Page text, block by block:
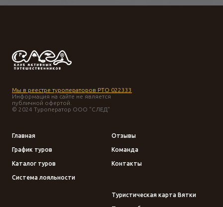
Мы в реестре туроператоров РТО 022333
Информация на сайте не является
публичной офертой.
© 2024 Туроператор ООО "СЛЕД"
Главная
График туров
Каталог туров
Система лояльности
Отзывы
Команда
Контакты
Туристическая карта Вятки